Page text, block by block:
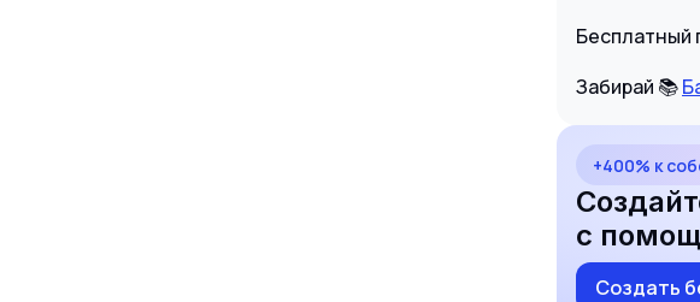
Бесплатный
Забирай 📚
+400% к
с
Создать